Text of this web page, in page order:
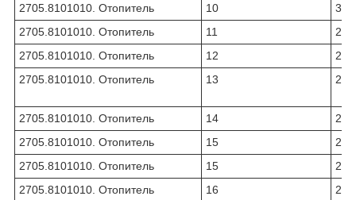
2705.8101010. Отопитель 10
2705.8101010. Отопитель
11
2705.8101010. Отопитель
12
2705.8101010. Отопитель
13
2705.8101010. Отопитель 14
2705.8101010. Отопитель
15
2705.8101010. Отопитель
15
2705.8101010. Отопитель
16